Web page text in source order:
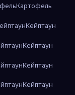
Картофель
Кейптаун
Кейптаун
Кейптаун
Кейптаун